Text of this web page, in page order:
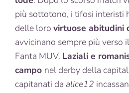
più sottotono, i tifosi interisti
delle loro virtuose abitudini
avvicinano sempre più verso
Fanta MUV. Laziali e
campo nel derby della
capitanati da alice12